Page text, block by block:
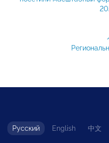
Русский English 中文